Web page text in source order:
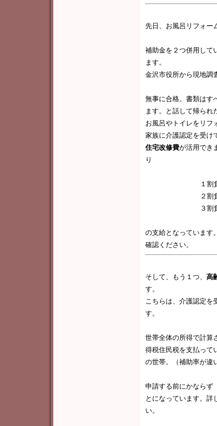
先日、お風呂リフォー
補助金を２つ併用して
ます。
金沢市役所から現地
無事に合格。書類は
ます。と話して帰られ
お風呂やトイレをリフ
家族に介護認定を受け
住宅改修費が活用でき
り
１
２
３
の支給となっています
確認ください。
そして、もう１つ、 高
す。
こちらは、介護認定を
す。
世帯全体の所得で計算
得税住民税を支払って
の世帯。（補助率が違
申請する前にかなら
とになっています。詳
い。